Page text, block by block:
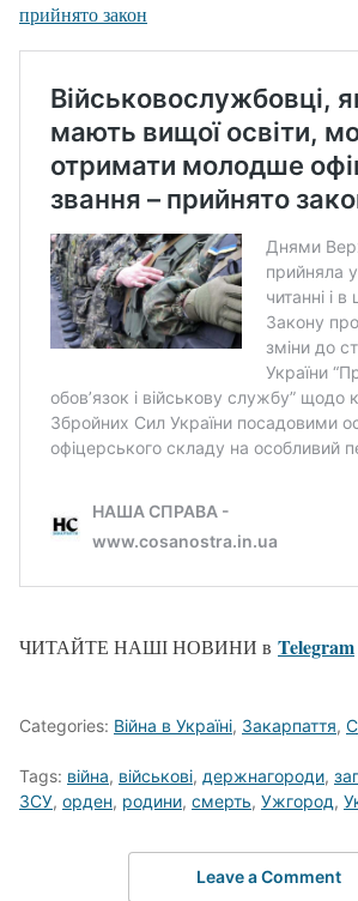
прийнято закон
ЧИТАЙТЕ НАШІ НОВИНИ в Telegram
Categories: Війна в Україні, Закарпаття,
Tags: війна, військові, держнагороди,
ЗСУ, орден, родини, смерть, Ужгород,
Leave a Comment